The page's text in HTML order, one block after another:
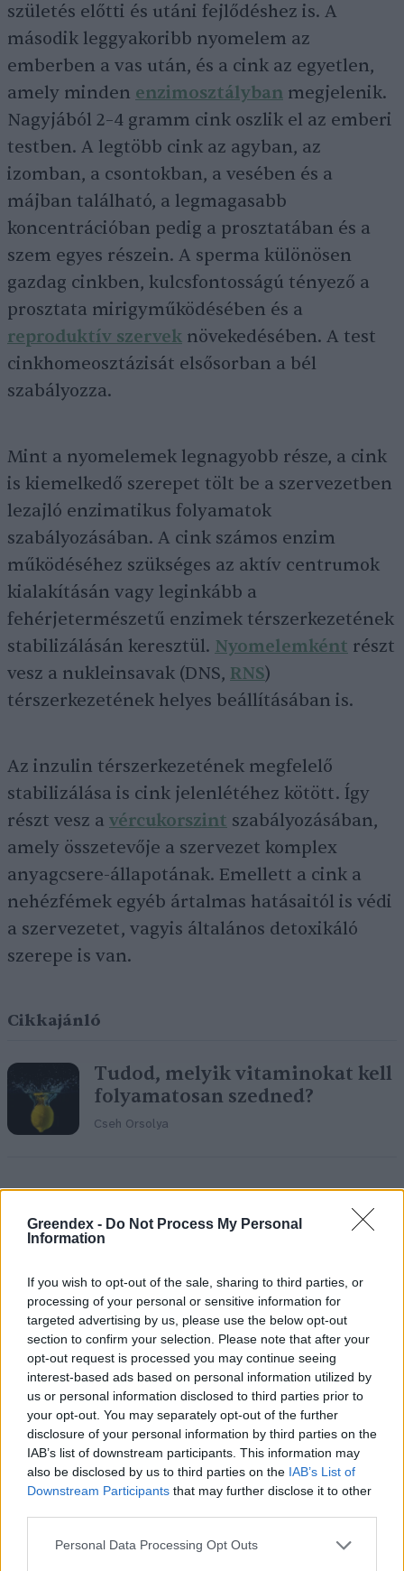
Greendex - Do Not Process My Personal
Information
If you wish to opt-out of the sale, sharing to third parties, or
processing of your personal or sensitive information for
targeted advertising by us, please use the below opt-out
section to confirm your selection. Please note that after your
opt-out request is processed you may continue seeing
interest-based ads based on personal information utilized by
us or personal information disclosed to third parties prior to
your opt-out. You may separately opt-out of the further
disclosure of your personal information by third parties on the
IAB’s list of downstream participants. This information may
also be disclosed by us to third parties on the IAB’s List of
Downstream Participants that may further disclose it to other
Personal Data Processing Opt Outs
születés előtti és utáni fejlődéshez is. A
második leggyakoribb nyomelem az
emberben a vas után, és a cink az egyetlen,
amely minden enzimosztályban megjelenik.
Nagyjából 2–4 gramm cink oszlik el az emberi
testben. A legtöbb cink az agyban, az
izomban, a csontokban, a vesében és a
májban található, a legmagasabb
koncentrációban pedig a prosztatában és a
szem egyes részein. A sperma különösen
gazdag cinkben, kulcsfontosságú tényező a
prosztata mirigyműködésében és a
reproduktív szervek növekedésében. A test
cinkhomeosztázisát elsősorban a bél
szabályozza.
Mint a nyomelemek legnagyobb része, a cink
is kiemelkedő szerepet tölt be a szervezetben
lezajló enzimatikus folyamatok
szabályozásában. A cink számos enzim
működéséhez szükséges az aktív centrumok
kialakításán vagy leginkább a
fehérjetermészetű enzimek térszerkezetének
stabilizálásán keresztül. Nyomelemként részt
vesz a nukleinsavak (DNS, RNS)
térszerkezetének helyes beállításában is.
Az inzulin térszerkezetének megfelelő
stabilizálása is cink jelenlétéhez kötött. Így
részt vesz a vércukorszint szabályozásában,
amely összetevője a szervezet komplex
anyagcsere-állapotának. Emellett a cink a
nehézfémek egyéb ártalmas hatásaitól is védi
a szervezetet, vagyis általános detoxikáló
szerepe is van.
Cikkajánló
Tudod, melyik vitaminokat kell
folyamatosan szedned?
Cseh Orsolya
Forrásai és különböző formái
gazdag ételekben. Ide tartoznak a hüvelyesek,
tojás, a tej, a húsfélék, a tengeri herkentyűk
és ahalak. A cink koncentrációja a
növényekben a talaj cinktartalom-szintjétől
függ. A cinket tartalmazó
élelmiszernövényekhez tartoznak a búza (a
csíra és a korpa) és a különböző magvak,
beleértve a szezámmagot, a
napraforgómagot, a tökmagot, adióféléket
mandulát, a mákot és a mustárt. A cink
megtalálható még a babban, a teljes kiőrlésű